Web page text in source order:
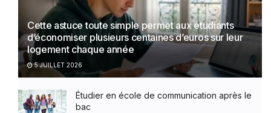
Cette astuce toute simple permet aux étudiants
d’économiser plusieurs centaines d’euros sur leur
logement chaque année
5 JUILLET 2026
Étudier en école de communication après le
bac